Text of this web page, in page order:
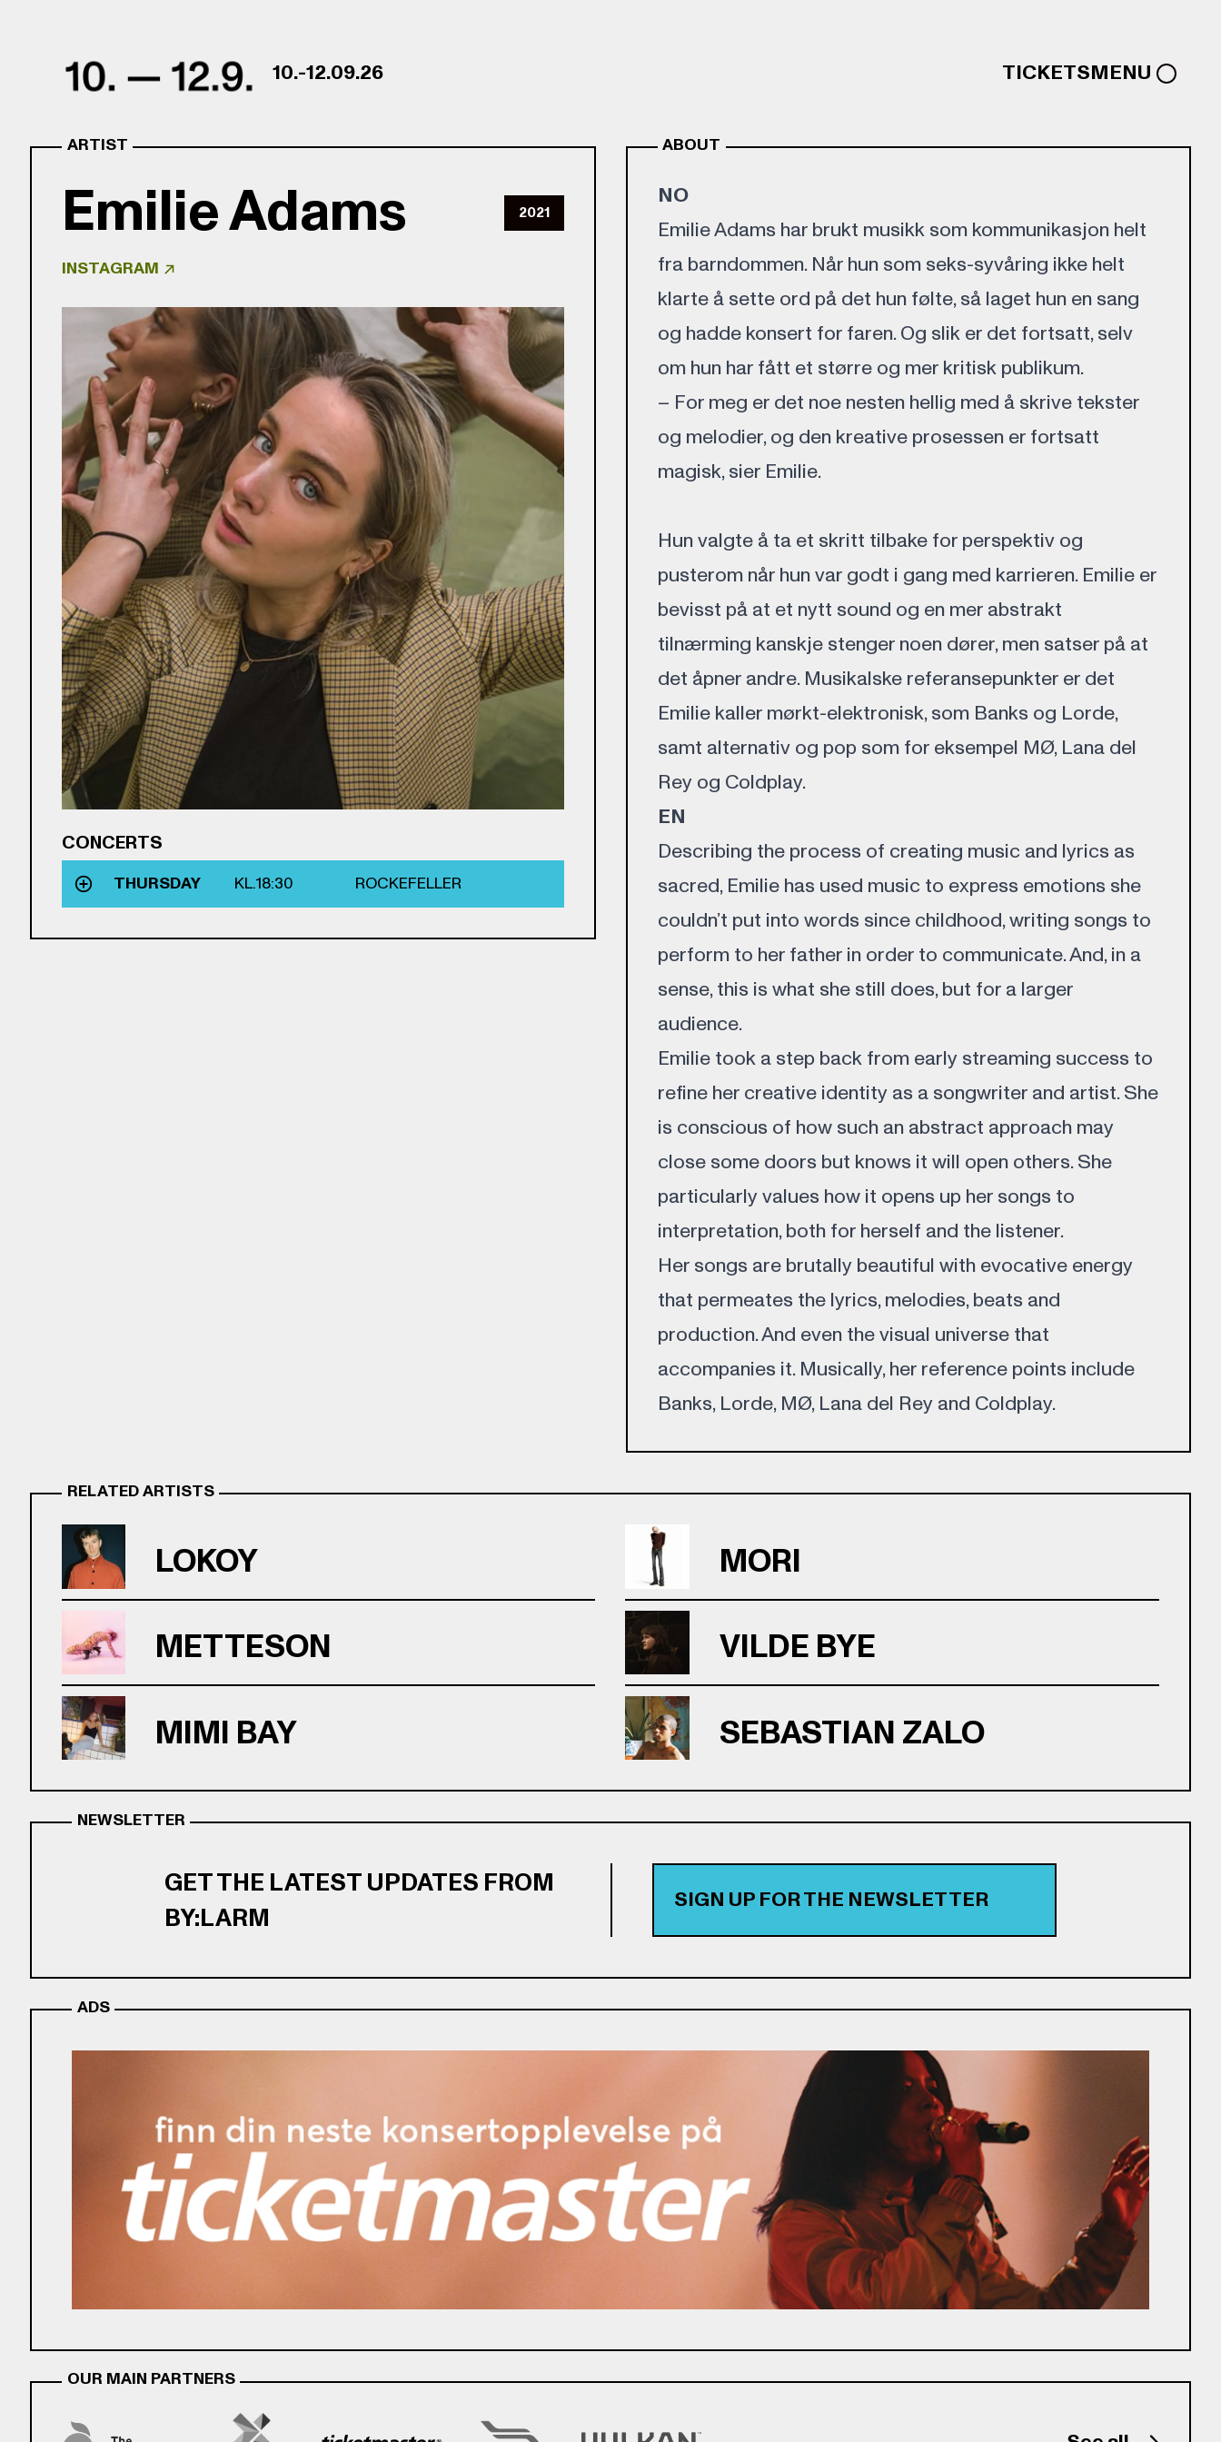
10.-12.09.26
TICKETSMENU
ARTIST
Emilie Adams 2021
INSTAGRAM
CONCERTS
THURSDAY KL.18:30 ROCKEFELLER
ABOUT
NO
Emilie Adams har brukt musikk som kommunikasjon helt
fra barndommen. Når hun som seks-syvåring ikke helt
klarte å sette ord på det hun følte, så laget hun en sang
og hadde konsert for faren. Og slik er det fortsatt, selv
om hun har fått et større og mer kritisk publikum.
– For meg er det noe nesten hellig med å skrive tekster
og melodier, og den kreative prosessen er fortsatt
magisk, sier Emilie.
Hun valgte å ta et skritt tilbake for perspektiv og
pusterom når hun var godt i gang med karrieren. Emilie er
bevisst på at et nytt sound og en mer abstrakt
tilnærming kanskje stenger noen dører, men satser på at
det åpner andre. Musikalske referansepunkter er det
Emilie kaller mørkt-elektronisk, som Banks og Lorde,
samt alternativ og pop som for eksempel MØ, Lana del
Rey og Coldplay.
EN
Describing the process of creating music and lyrics as
sacred, Emilie has used music to express emotions she
couldn’t put into words since childhood, writing songs to
perform to her father in order to communicate. And, in a
sense, this is what she still does, but for a larger
audience.
Emilie took a step back from early streaming success to
refine her creative identity as a songwriter and artist. She
is conscious of how such an abstract approach may
close some doors but knows it will open others. She
particularly values how it opens up her songs to
interpretation, both for herself and the listener.
Her songs are brutally beautiful with evocative energy
that permeates the lyrics, melodies, beats and
production. And even the visual universe that
accompanies it. Musically, her reference points include
Banks, Lorde, MØ, Lana del Rey and Coldplay.
RELATED ARTISTS
LOKOY
MORI
METTESON
VILDE BYE
MIMI BAY
SEBASTIAN ZALO
NEWSLETTER
GET THE LATEST UPDATES FROM
BY:LARM
SIGN UP FOR THE NEWSLETTER
ADS
OUR MAIN PARTNERS